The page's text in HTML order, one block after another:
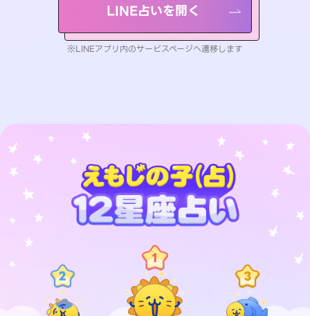
LINE占いを開く
※LINEアプリ内のサービスページへ遷移します